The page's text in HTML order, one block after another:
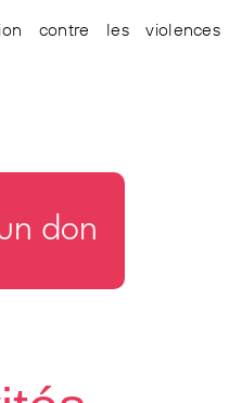
contre les violences
don